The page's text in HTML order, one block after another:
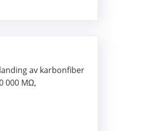
av karbonfiber
000 MΩ,